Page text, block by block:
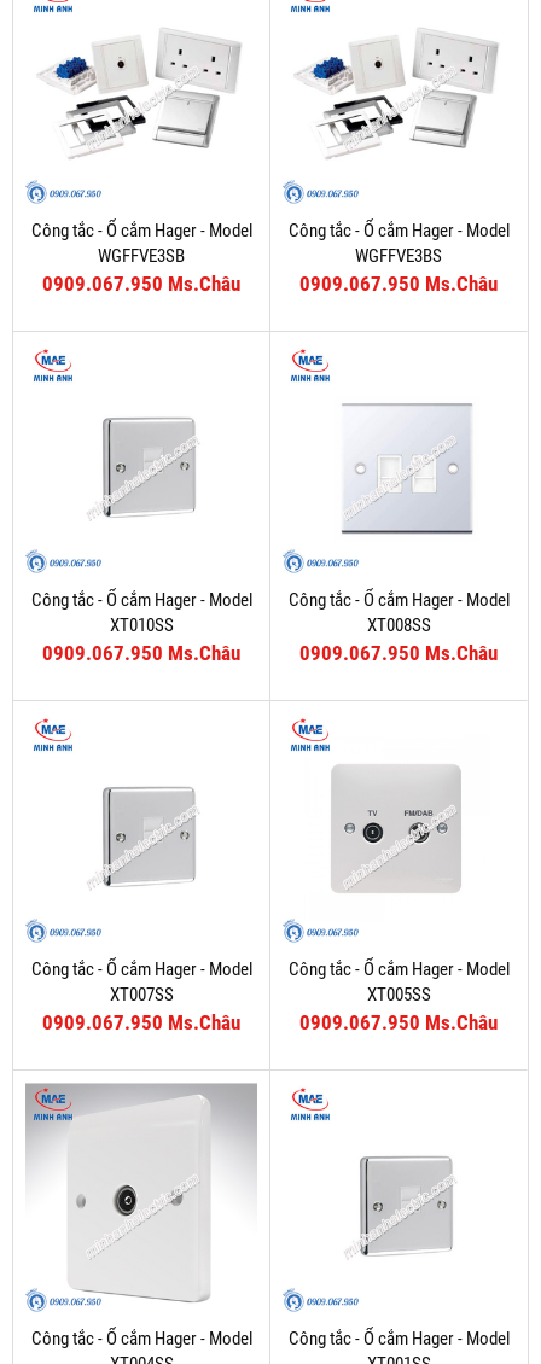
Công tắc - Ổ cắm Hager - Model
WGFFVE3SB
0909.067.950 Ms.Châu
Công tắc - Ổ cắm Hager - Model
WGFFVE3BS
0909.067.950 Ms.Châu
Công tắc - Ổ cắm Hager - Model
XT010SS
0909.067.950 Ms.Châu
Công tắc - Ổ cắm Hager - Model
XT008SS
0909.067.950 Ms.Châu
Công tắc - Ổ cắm Hager - Model
XT007SS
0909.067.950 Ms.Châu
Công tắc - Ổ cắm Hager - Model
XT005SS
0909.067.950 Ms.Châu
Công tắc - Ổ cắm Hager - Model
Công tắc - Ổ cắm Hager - Model